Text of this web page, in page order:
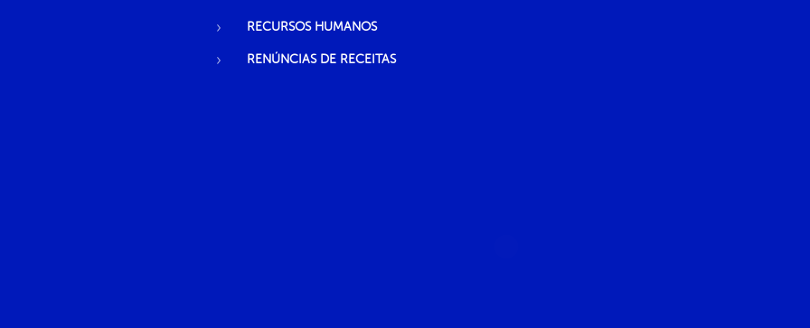
RECURSOS HUMANOS
RENÚNCIAS DE RECEITAS